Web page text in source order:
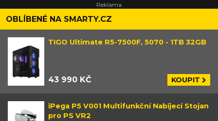
OBLÍBENÉ NA SMARTY.CZ
TIGO Ultimate R5-7500F, 5070 - 1TB 32GB
43 990 KČ KOUPIT
iPega P5 V001 Multifunkční Nabíjecí Stojan
pro PS VR2